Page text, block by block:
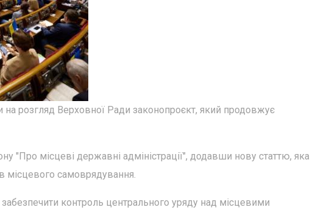
розгляд Верховної Ради законопроєкт, який продовжує
"Про місцеві державні адміністрації", додавши нову статтю, яка
місцевого самоврядування.
забезпечити контроль центрального уряду над місцевими